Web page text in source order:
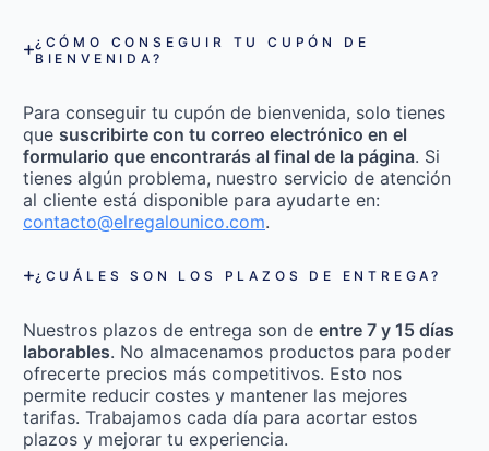
¿CÓMO CONSEGUIR TU CUPÓN DE
BIENVENIDA?
Para conseguir tu cupón de bienvenida, solo tienes
que suscribirte con tu correo electrónico en el
formulario que encontrarás al final de la página. Si
tienes algún problema, nuestro servicio de atención
al cliente está disponible para ayudarte en:
contacto@elregalounico.com.
¿CUÁLES SON LOS PLAZOS DE ENTREGA?
Nuestros plazos de entrega son de entre 7 y 15 días
laborables. No almacenamos productos para poder
ofrecerte precios más competitivos. Esto nos
permite reducir costes y mantener las mejores
tarifas. Trabajamos cada día para acortar estos
plazos y mejorar tu experiencia.